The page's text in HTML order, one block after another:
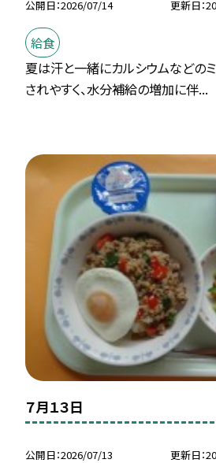
公開日 2026/07/14 更新日
給食
夏は汗と一緒にカルシウムなどの
されやすく、水分補給の増加に伴...
７月１３日
公開日 2026/07/13 更新日